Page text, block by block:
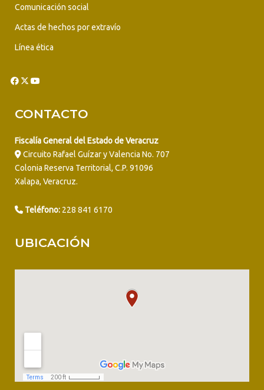
Comunicación social
Actas de hechos por extravío
Línea ética
CONTACTO
Fiscalía General del Estado de Veracruz
Circuito Rafael Guízar y Valencia No. 707
Colonia Reserva Territorial, C.P. 91096
Xalapa, Veracruz.
Teléfono: 228 841 6170
UBICACIÓN